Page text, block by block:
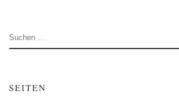
SUCHE
SEITEN